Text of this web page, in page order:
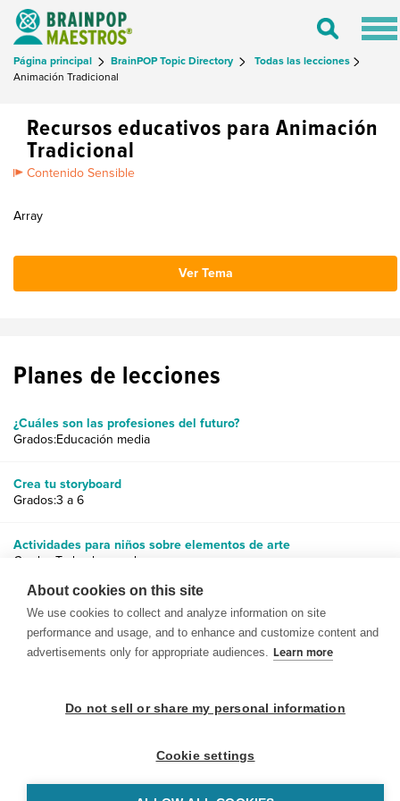
Toggle
Página principal BrainPOP Topic Directory
Todas las lecciones
Animación Tradicional
Recursos educativos para Animación
Tradicional
Contenido Sensible
Array
Ver Tema
Planes de lecciones
¿Cuáles son las profesiones del futuro?
Grados:Educación media
Crea tu storyboard
Grados:3 a 6
Actividades para niños sobre elementos de arte
Grados:Todos los grados
About cookies on this site
We use cookies to collect and analyze information on site
performance and usage, and to enhance and customize content and
advertisements only for appropriate audiences. Learn more
Do not sell or share my personal information
Cookie settings